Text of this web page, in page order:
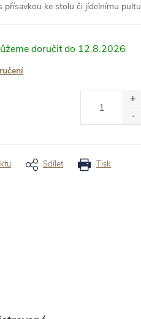
přísavkou ke stolu či jídelnímu pultu
12.8.2026
Tisk
Sdílet